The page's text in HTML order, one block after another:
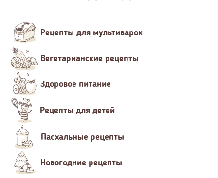
Рецепты для мультиварок
Вегетарианские рецепты
Здоровое питание
Рецепты для детей
Пасхальные рецепты
Новогодние рецепты